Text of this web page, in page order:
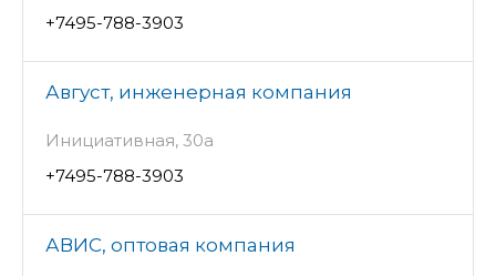
+7495-788-3903
Август, инженерная компания
Инициативная, 30а
+7495-788-3903
АВИС, оптовая компания